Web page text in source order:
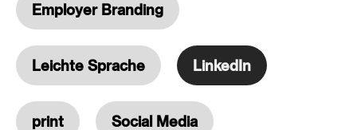
Employer Branding
Leichte Sprache LinkedIn
print Social Media